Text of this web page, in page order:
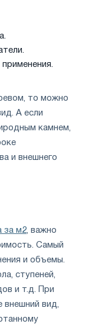
то можно
А если
камнем,
и внешнего
за м2 , важно
Самый
и объемы.
ступеней,
и т.д. При
внешний вид,